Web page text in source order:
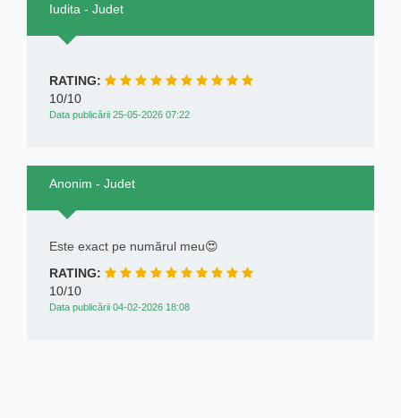
Iudita - Judet
RATING:
10/10
Data publicării 25-05-2026 07:22
Anonim - Judet
Este exact pe numărul meu😍
RATING:
10/10
Data publicării 04-02-2026 18:08